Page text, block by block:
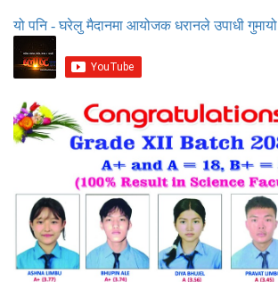
यो पनि - घरेलु मैदानमा आयोजक धरानले उपाधी गुमायो